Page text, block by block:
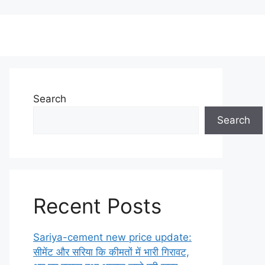
Search
Search
Recent Posts
Sariya-cement new price update:
सीमेंट और सरिया कि कीमतों में भारी गिरावट,